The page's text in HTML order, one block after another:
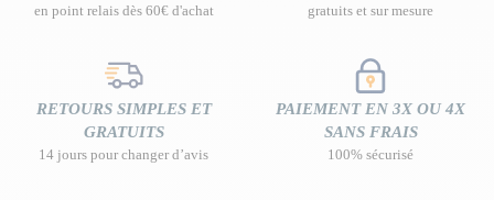
en point relais dès 60€ d'achat gratuits et sur mesure
RETOURS SIMPLES ET
GRATUITS
14 jours pour changer d’avis
PAIEMENT EN 3X OU 4X
SANS FRAIS
100% sécurisé